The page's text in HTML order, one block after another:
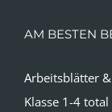
AM BESTEN
Arbeitsblätter
Klasse 1-4